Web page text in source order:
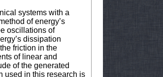
systems with a
of energy’s
oscillations of
dissipation
friction in the
of linear and
of the generated
used in this research is